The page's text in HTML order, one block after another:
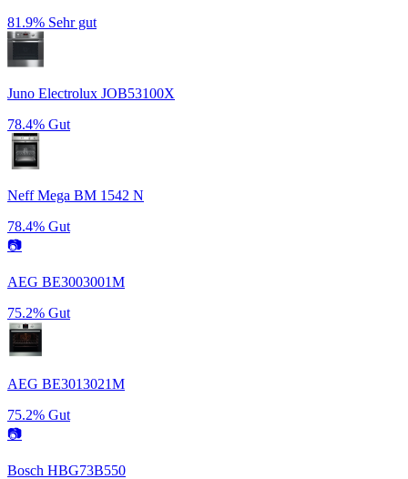
81.9% Sehr gut
Juno Electrolux JOB53100X
78.4% Gut
Neff Mega BM 1542 N
78.4% Gut
📷
AEG BE3003001M
75.2% Gut
AEG BE3013021M
75.2% Gut
📷
Bosch HBG73B550